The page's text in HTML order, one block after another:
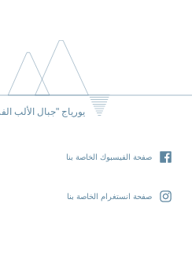
يورياج "جبال الألب
صفحة الفيسبوك الخاصة بنا
صفحة انستغرام الخاصة بنا